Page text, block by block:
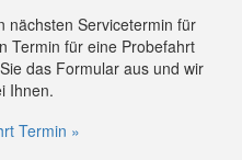
nächsten Servicetermin für
Termin für eine Probefahrt
das Formular aus und wir
Ihnen.
Termin »